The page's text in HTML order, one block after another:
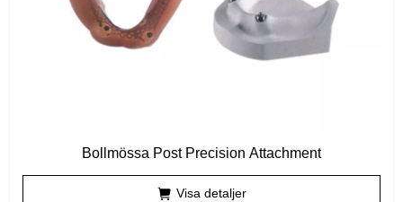
Bollmössa Post Precision Attachment
Visa detaljer